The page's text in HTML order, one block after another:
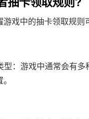
游戏中的抽卡领取规则
型：游戏中通常会有